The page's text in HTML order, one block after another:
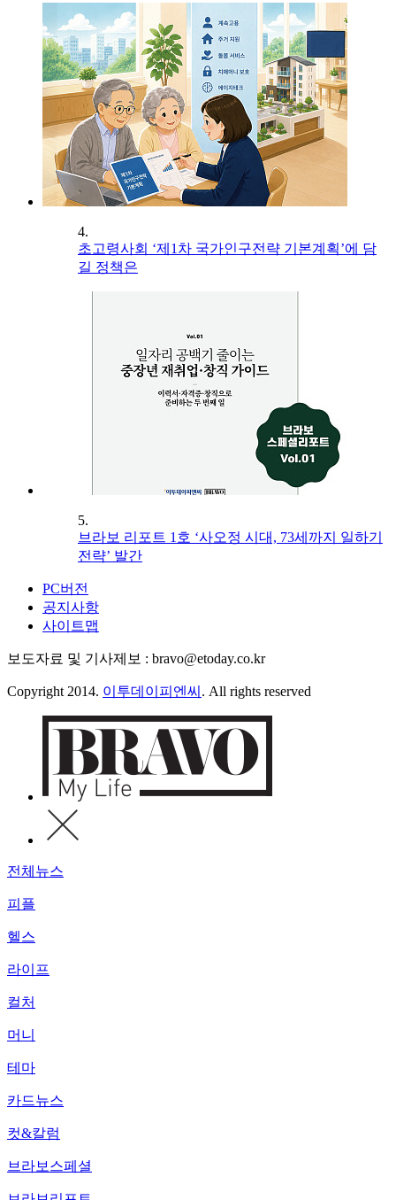
4.
초고령사회 ‘제1차 국가인구전략 기본계획’에 담
길 정책은
5.
브라보 리포트 1호 ‘사오정 시대, 73세까지 일하기
전략’ 발간
PC버전
공지사항
사이트맵
보도자료 및 기사제보 : bravo@etoday.co.kr
Copyright 2014. 이투데이피엔씨 . All rights reserved
전체뉴스
피플
헬스
라이프
컬처
머니
테마
카드뉴스
컷&칼럼
브라보스페셜